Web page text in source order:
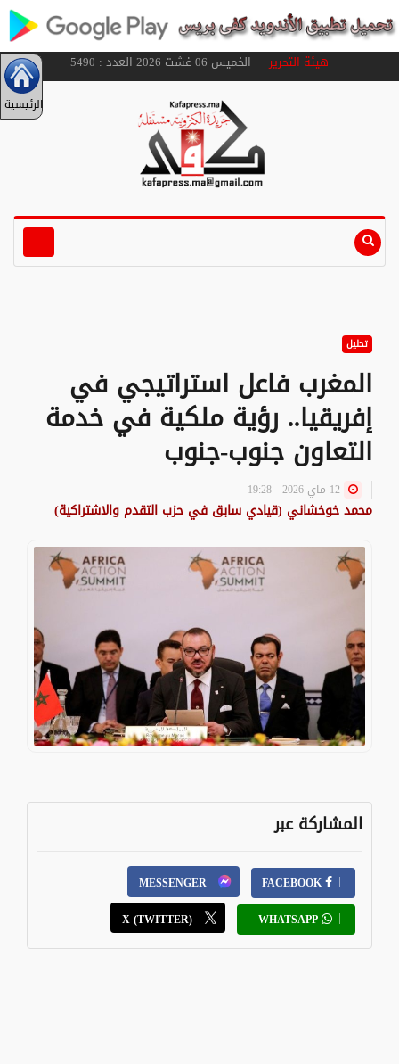
هيئة التحريرالخميس 06 غشت 2026 العدد : 5490
الرئيسية
تحليل
المغرب فاعل استراتيجي في
إفريقيا.. رؤية ملكية في خدمة
التعاون جنوب-جنوب
محمد خوخشاني (قيادي سابق في حزب التقدم والاشتراكية)
المشاركة عبر
FACEBOOK
MESSENGER
WHATSAPP
X (TWITTER)